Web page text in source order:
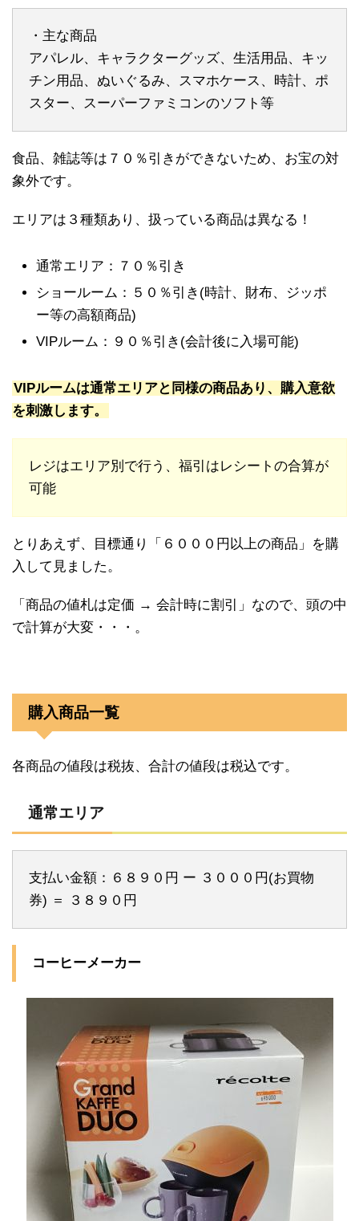
・主な商品
アパレル、キャラクターグッズ、生活用品、キッ
チン用品、ぬいぐるみ、スマホケース、時計、ポ
スター、スーパーファミコンのソフト等
食品、雑誌等は７０％引きができないため、お宝の対
象外です。
エリアは３種類あり、扱っている商品は異なる！
通常エリア：７０％引き
ショールーム：５０％引き(時計、財布、ジッポ
ー等の高額商品)
VIPルーム：９０％引き(会計後に入場可能)
VIPルームは通常エリアと同様の商品あり、購入意欲
を刺激します。
レジはエリア別で行う、福引はレシートの合算が
可能
とりあえず、目標通り「６０００円以上の商品」を購
入して見ました。
「商品の値札は定価 → 会計時に割引」なので、頭の中
で計算が大変・・・。
購入商品一覧
各商品の値段は税抜、合計の値段は税込です。
通常エリア
支払い金額：６８９０円 ー ３０００円(お買物
券) ＝ ３８９０円
コーヒーメーカー